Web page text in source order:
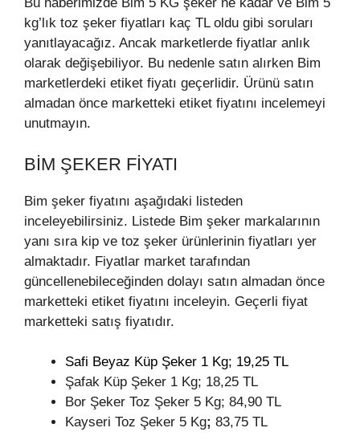
kg’lık toz şeker fiyatları kaç TL oldu gibi soruları
yanıtlayacağız. Ancak marketlerde fiyatlar anlık
olarak değişebiliyor. Bu nedenle satın alırken Bim
marketlerdeki etiket fiyatı geçerlidir. Ürünü satın
almadan önce marketteki etiket fiyatını incelemeyi
unutmayın.
BIM ŞEKER FIYATI
Bim şeker fiyatını aşağıdaki listeden
inceleyebilirsiniz. Listede Bim şeker markalarının
yanı sıra kip ve toz şeker ürünlerinin fiyatları yer
almaktadır. Fiyatlar market tarafından
güncellenebileceğinden dolayı satın almadan önce
marketteki etiket fiyatını inceleyin. Geçerli fiyat
marketteki satış fiyatıdır.
Safi Beyaz Küp Şeker 1 Kg; 19,25 TL
Şafak Küp Şeker 1 Kg; 18,25 TL
Bor Şeker Toz Şeker 5 Kg; 84,90 TL
Kayseri Toz Şeker 5 Kg; 83,75 TL